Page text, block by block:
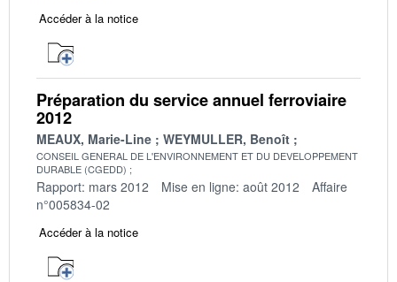
Accéder à la notice
Préparation du service annuel ferroviaire
2012
MEAUX, Marie-Line WEYMULLER, Benoît
CONSEIL GENERAL DE L'ENVIRONNEMENT ET DU DEVELOPPEMENT
DURABLE (CGEDD)
Rapport: mars 2012 Mise en ligne: août 2012
Affaire
n°005834-02
Accéder à la notice